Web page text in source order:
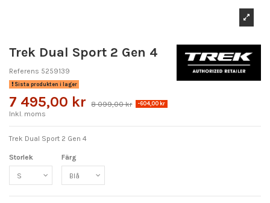
Trek Dual Sport 2 Gen 4
Referens 5259139
Sista produkten i lager
7 495,00 kr 8 099,00 kr -604,00 kr
Inkl. moms
Trek Dual Sport 2 Gen 4
Storlek Färg